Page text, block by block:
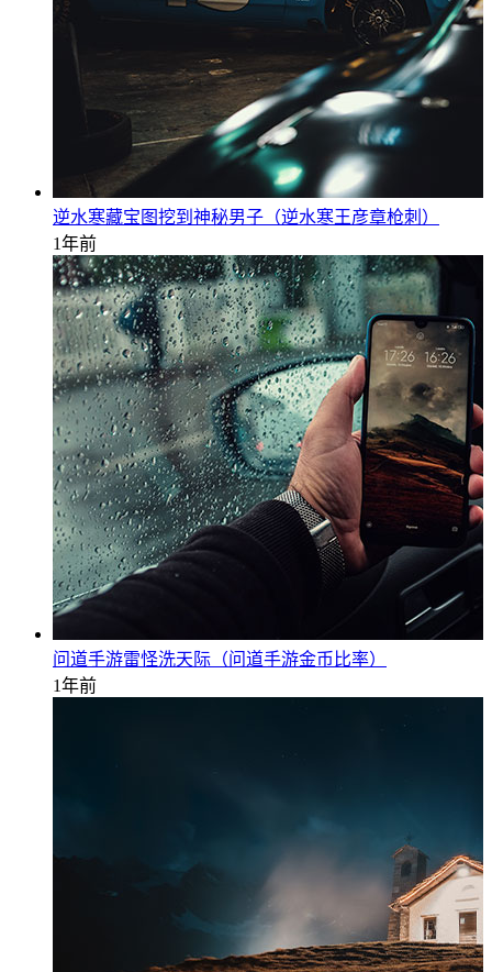
逆水寒藏宝图挖到神秘男子（逆水寒王彦章枪刺）
1年前
问道手游雷怪洗天际（问道手游金币比率）
1年前